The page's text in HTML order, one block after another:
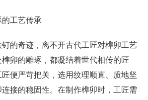
工艺传承
的奇迹，离不开古代工匠对榫卯工艺
卯的雕琢，都凝结着世代相传的匠
便严苛把关，选用纹理顺直、质地坚
接的稳固性。在制作榫卯时，工匠需